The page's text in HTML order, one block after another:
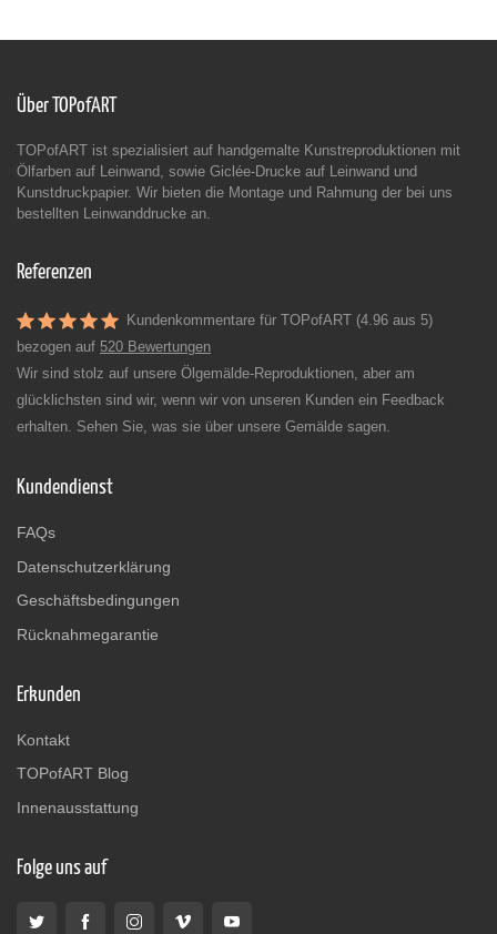
Über TOPofART
TOPofART ist spezialisiert auf handgemalte Kunstreproduktionen mit
Ölfarben auf Leinwand, sowie Giclée-Drucke auf Leinwand und
Kunstdruckpapier. Wir bieten die Montage und Rahmung der bei uns
bestellten Leinwanddrucke an.
Referenzen
Kundenkommentare für TOPofART (4.96 aus 5)
bezogen auf 520 Bewertungen
Wir sind stolz auf unsere Ölgemälde-Reproduktionen, aber am
glücklichsten sind wir, wenn wir von unseren Kunden ein Feedback
erhalten. Sehen Sie, was sie über unsere Gemälde sagen.
Kundendienst
FAQs
Datenschutzerklärung
Geschäftsbedingungen
Rücknahmegarantie
Erkunden
Kontakt
TOPofART Blog
Innenausstattung
Folge uns auf